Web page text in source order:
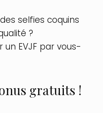
selfies coquins
?
un EVJF par vous-
gratuits !